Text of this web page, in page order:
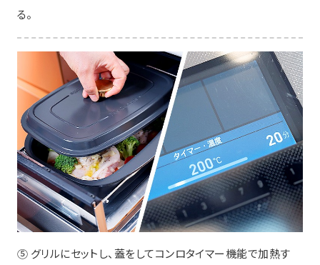
る。
⑤ グリルにセットし、蓋をしてコンロタイマー機能で加熱す